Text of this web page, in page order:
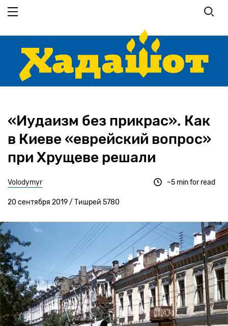
основному
«Иудаизм без прикрас». Как
в Киеве «еврейский вопрос»
при Хрущеве решали
Volodymyr
20 сентября 2019 / Тишрей 5780
~5 min for read